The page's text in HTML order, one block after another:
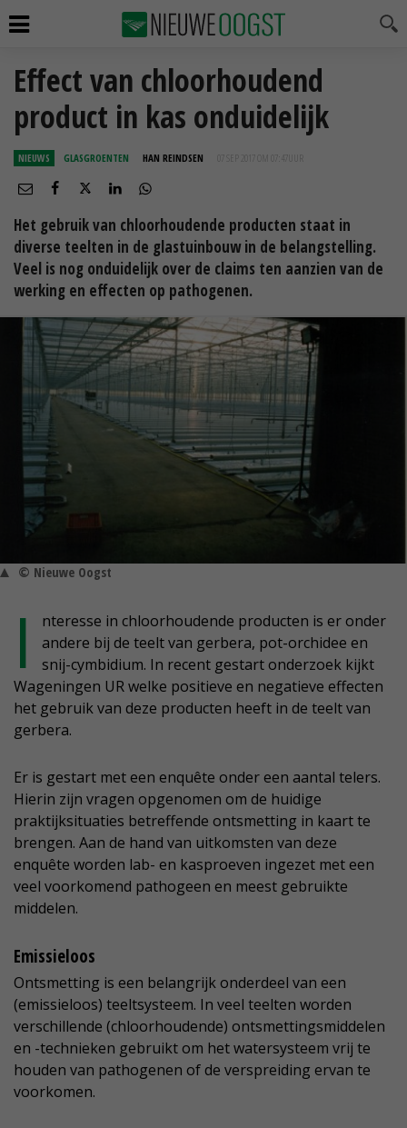
Effect van chloorhoudend
product in kas onduidelijk
NIEUWS GLASGROENTEN HAN REINDSEN 07 SEP 2017 OM 07:47
Het gebruik van chloorhoudende producten staat in
diverse teelten in de glastuinbouw in de belangstelling.
Veel is nog onduidelijk over de claims ten aanzien van de
werking en effecten op pathogenen.
© Nieuwe Oogst
I
nteresse in chloorhoudende producten is er onder
andere bij de teelt van gerbera, pot-orchidee en
snij-cymbidium. In recent gestart onderzoek kijkt
Wageningen UR welke positieve en negatieve effecten
het gebruik van deze producten heeft in de teelt van
gerbera.
Er is gestart met een enquête onder een aantal telers.
Hierin zijn vragen opgenomen om de huidige
praktijksituaties betreffende ontsmetting in kaart te
brengen. Aan de hand van uitkomsten van deze
enquête worden lab- en kasproeven ingezet met een
veel voorkomend pathogeen en meest gebruikte
middelen.
Emissieloos
Ontsmetting is een belangrijk onderdeel van een
(emissieloos) teeltsysteem. In veel teelten worden
verschillende (chloorhoudende) ontsmettingsmiddelen
en -technieken gebruikt om het watersysteem vrij te
houden van pathogenen of de verspreiding ervan te
voorkomen.